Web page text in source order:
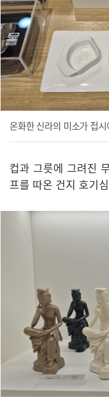
온화한 신라의 미소가 접
컵과 그릇에 그려진
프를 따온 건지 호기